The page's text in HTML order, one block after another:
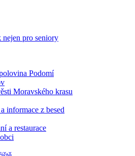
nejen pro seniory
Podomí
Moravského krasu
informace z besed
a restaurace